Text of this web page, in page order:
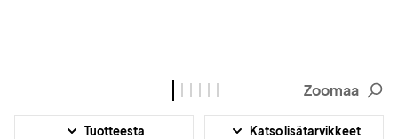
Zoomaa
Tuotteesta Katso lisätarvikkeet